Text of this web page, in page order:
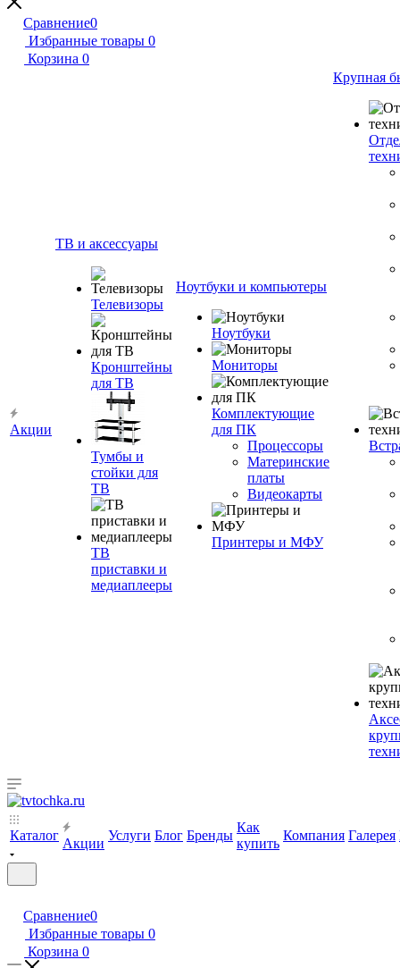
Сравнение0
Избранные товары 0
Корзина 0
Акции
ТВ и аксессуары
Телевизоры
Кронштейны
для ТВ
Тумбы и
стойки для
ТВ
ТВ
приставки и
медиаплееры
Ноутбуки и компьютеры
Ноутбуки
Мониторы
Комплектующие
для ПК
Процессоры
Материнские
платы
Видеокарты
Принтеры и МФУ
Крупная
Каталог
Акции
Услуги Блог Бренды
Как
купить
Компания Галерея
Сравнение0
Избранные товары 0
Корзина 0